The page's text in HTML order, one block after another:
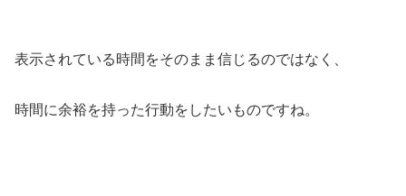
表示されている時間をそのまま信じるのではなく、
時間に余裕を持った行動をしたいものですね。